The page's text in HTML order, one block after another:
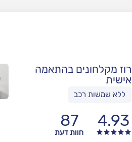
רוז מקלחונים בהתאמה
אישית
ללא שמשות רכב
4.93
87
חוות דעת